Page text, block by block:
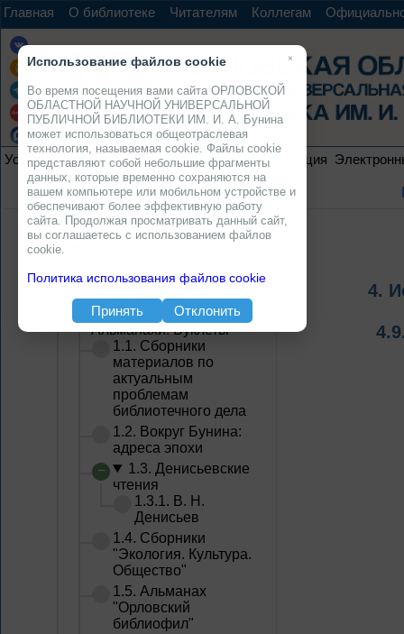
Главная О библиотеке Читателям Коллегам
Услуги Ресурсы Проекты Электронная коллекция
материалов научно-
практических
конференций, семинаров.
Альманахи. Буклеты
1.1. Сборники
материалов по
актуальным
проблемам
библиотечного дела
1.2. Вокруг Бунина:
адреса эпохи
1.3. Денисьевские
чтения
1.3.1. В. Н.
Денисьев
1.4. Сборники
"Экология. Культура.
Общество"
1.5. Альманах
"Орловский
библиофил"
4.
×
Использование файлов cookie
Во время посещения вами сайта ОРЛОВСКОЙ
ОБЛАСТНОЙ НАУЧНОЙ УНИВЕРСАЛЬНОЙ
ПУБЛИЧНОЙ БИБЛИОТЕКИ ИМ. И. А. Бунина
может использоваться общеотраслевая
технология, называемая cookie. Файлы cookie
представляют собой небольшие фрагменты
данных, которые временно сохраняются на
вашем компьютере или мобильном устройстве и
обеспечивают более эффективную работу
сайта. Продолжая просматривать данный сайт,
вы соглашаетесь с использованием файлов
cookie.
Политика использования файлов cookie
Принять Отклонить